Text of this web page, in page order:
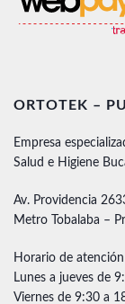
ORTOTEK –
Empresa
Salud e Higiene
Av. Providencia
Metro Tobalaba –
Horario de atención
Lunes a jueves de
Viernes de 9:30 a